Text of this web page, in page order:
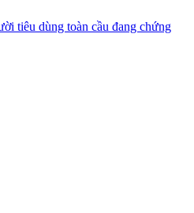
tiêu dùng toàn cầu đang chứng